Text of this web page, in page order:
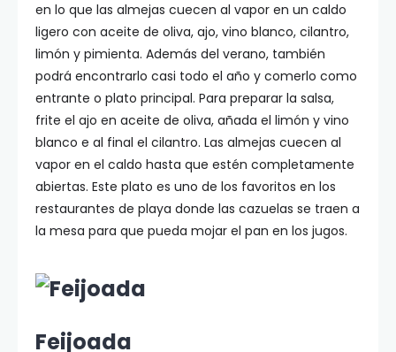
en lo que las almejas cuecen al vapor en un caldo
ligero con aceite de oliva, ajo, vino blanco, cilantro,
limón y pimienta. Además del verano, también
podrá encontrarlo casi todo el año y comerlo como
entrante o plato principal. Para preparar la salsa,
frite el ajo en aceite de oliva, añada el limón y vino
blanco e al final el cilantro. Las almejas cuecen al
vapor en el caldo hasta que estén completamente
abiertas. Este plato es uno de los favoritos en los
restaurantes de playa donde las cazuelas se traen a
la mesa para que pueda mojar el pan en los jugos.
Feijoada